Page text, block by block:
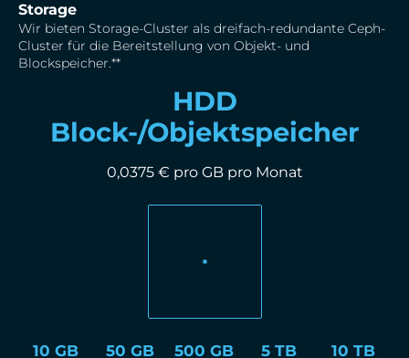
Storage
Wir bieten Storage-Cluster als dreifach-redundante Ceph-
Cluster für die Bereitstellung von Objekt- und
Blockspeicher.**
HDD
Block-/Objektspeicher
0,0375 € pro GB pro Monat
10 GB 50 GB 500 GB 5 TB 10 TB